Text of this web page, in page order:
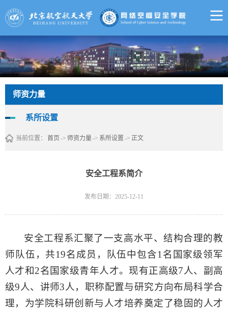
师资力量
系所设置
当前位置： 首页 -> 师资力量-> 系所设置 -> 正文
安全工程系简介
发布日期：2025-12-11
安全工程系汇聚了一支高水平、结构合理的教
师队伍，共19名成员，队伍中包含1 名国家级领军
人才和2名 国家级青年人才。现有正高级7人、副高
级9人、讲师3人，职称配置与研究方向布局科学合
理，为学院科研创新与人才培养奠定了稳固的人才